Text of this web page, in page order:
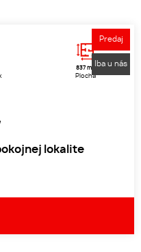
837 m
Plocha
lokalite
Predaj
Iba u nás